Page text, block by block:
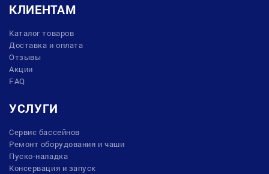
КЛИЕНТАМ
Каталог товаров
Доставка и оплата
Отзывы
Акции
FAQ
УСЛУГИ
Сервис бассейнов
Ремонт оборудования и чаши
Пуско-наладка
Консервация и запуск